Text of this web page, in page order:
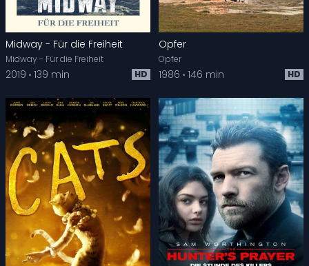
Midway - Für die Freiheit
Midway - Für die Freiheit
2019 139 min HD
Opfer
Opfer
1986 146 min HD